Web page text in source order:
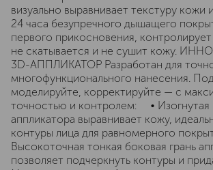
визуально выравнивает текстуру кожи
24 часа безупречного дышащего
первого прикосновения,
не скатывается и не сушит кожу.
3D-АППЛИКАТОР Разработан для
многофункционального нанесения.
моделируйте, корректируйте — с
точностью и контролем: • Изогнутая
аппликатора выравнивает кожу,
контуры лица для равномерного
Высокоточная тонкая боковая грань
позволяет подчеркнуть контуры и